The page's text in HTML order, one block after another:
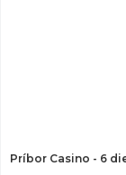
Príbor Casino - 6